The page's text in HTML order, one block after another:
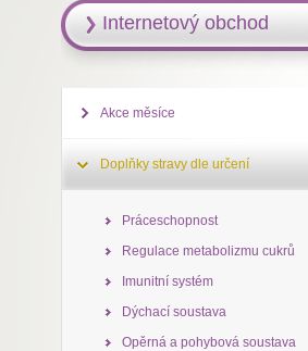
Internetový obchod
Akce měsíce
Doplňky stravy dle určení
Práceschopnost
Regulace metabolizmu cukrů
Imunitní systém
Dýchací soustava
Opěrná a pohybová soustava